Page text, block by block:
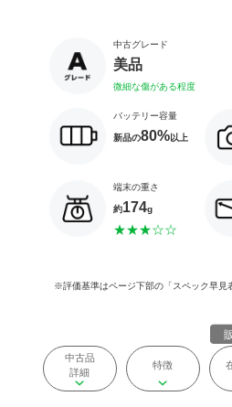
中古グレード
美品
微細な傷がある程度
バッテリー容量
新品の80%以上
端末の重さ
約174g
※評価基準はページ下部の「スペック早見
中古品
詳細
特徴